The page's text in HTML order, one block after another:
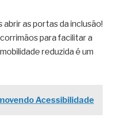
abrir as portas da inclusão!
para facilitar a
reduzida é um
Acessibilidade